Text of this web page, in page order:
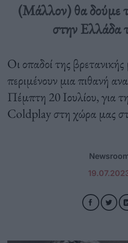
(Μάλλον) θα δούμε
στην Ελλάδα
Οι οπαδοί της
περιμένουν μια πιθανή
Πέμπτη 20 Ιουλίου, για
Coldplay στη χώρα μας